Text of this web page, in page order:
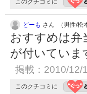
このクチコミに
どーも さん （男性/松
おすすめは弁
が付いてい
掲載：2010/12/
このクチコミに